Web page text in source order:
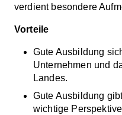
verdient besondere
Vorteile
Gute Ausbildung
Unternehmen und
Landes.
Gute Ausbildung
wichtige